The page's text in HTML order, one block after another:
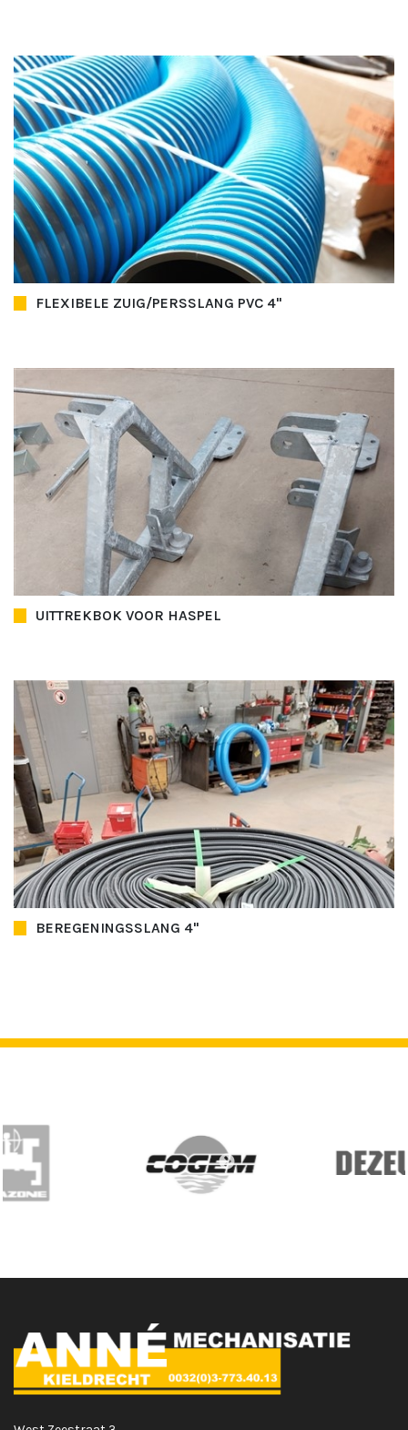
FLEXIBELE ZUIG/PERSSLANG PVC 4"
UITTREKBOK VOOR HASPEL
BEREGENINGSSLANG 4"